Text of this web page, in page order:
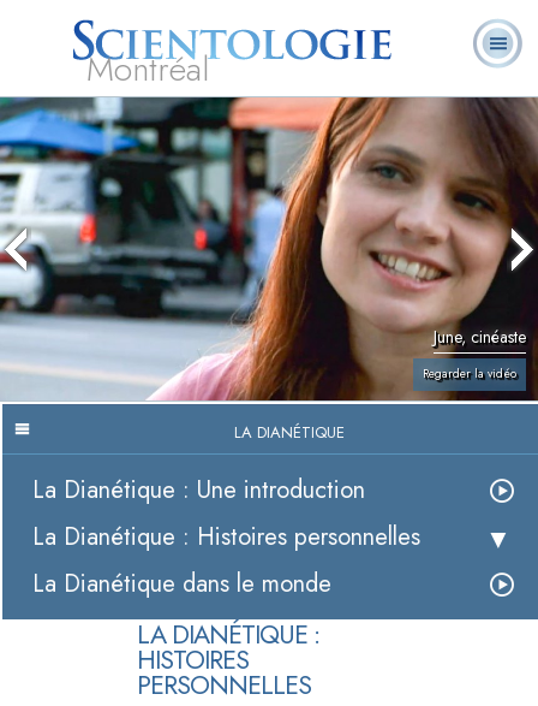
Montréal
L. Ron Hubbard
Qu’est-ce que la
Scientologie ?
Ministres
volontaires
Livres
June, cinéaste
Regarder la vidéo
LA DIANÉTIQUE
La Dianétique : Une introduction
La Dianétique : Histoires personnelles
La Dianétique dans le monde
LA DIANÉTIQUE :
HISTOIRES
PERSONNELLES